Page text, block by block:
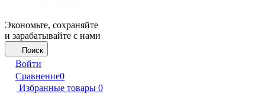
Экономьте, сохраняйте
и зарабатывайте с нами
Поиск
Войти
Сравнение0
Избранные товары 0